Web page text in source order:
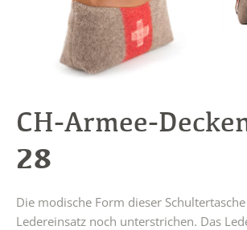
CH-Armee-
28
Die modische Form dieser
Ledereinsatz noch unterstrichen. Das